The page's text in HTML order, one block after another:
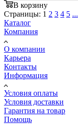
В корзину
Страницы: 1 2 3 4 5 ...
Каталог
Компания
О компании
Карьера
Контакты
Информация
Условия оплаты
Условия доставки
Гарантия на товар
Помощь